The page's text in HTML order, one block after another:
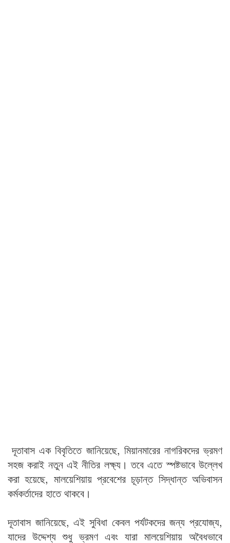
দূতাবাস এক বিবৃতিতে জানিয়েছে, মিয়ানমারের নাগরিকদের ভ্রমণ
সহজ করাই নতুন এই নীতির লক্ষ্য। তবে এতে স্পষ্টভাবে উল্লেখ
করা হয়েছে, মালয়েশিয়ায় প্রবেশের চূড়ান্ত সিদ্ধান্ত অভিবাসন
কর্মকর্তাদের হাতে থাকবে।
দূতাবাস জানিয়েছে, এই সুবিধা কেবল পর্যটকদের জন্য প্রযোজ্য,
যাদের উদ্দেশ্য শুধু ভ্রমণ এবং যারা মালয়েশিয়ায় অবৈধভাবে